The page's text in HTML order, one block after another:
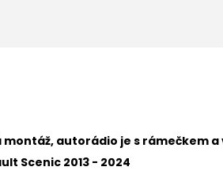
autorádio je s rámečkem
Scenic 2013 - 2024